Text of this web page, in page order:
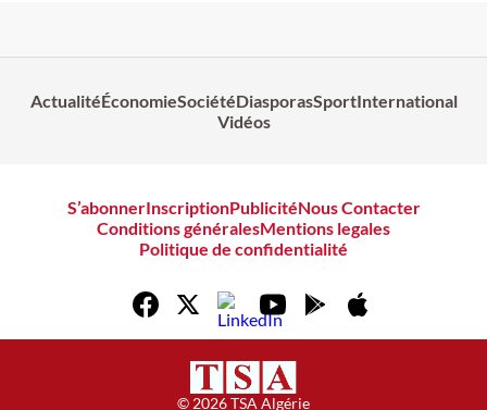
ActualitéÉconomieSociétéDiasporasSportInternational
Vidéos
S’abonnerInscriptionPublicitéNous Contacter
Conditions généralesMentions legales
Politique de confidentialité
© 2026 TSA Algérie